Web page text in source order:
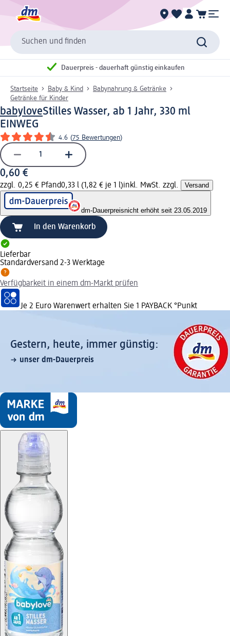
Suchen und finden
Dauerpreis - dauerhaft günstig einkaufen
Startseite Baby & Kind
Babynahrung & Getränke
Getränke für Kinder
babyloveStilles Wasser, ab 1 Jahr, 330 ml
EINWEG
4.6 (75 Bewertungen)
0,60 €
zzgl. 0,25 € Pfand0,33 l (1,82 € je 1 l)inkl. MwSt. zzgl. Versand
dm-Dauerpreisnicht erhöht seit 23.05.2019
In den Warenkorb
Lieferbar
Standardversand 2-3 Werktage
Verfügbarkeit in einem dm-Markt prüfen
Je 2 Euro Warenwert erhalten Sie 1 PAYBACK °Punkt
Gestern, heute, immer günstig:
unser dm-Dauerpreis